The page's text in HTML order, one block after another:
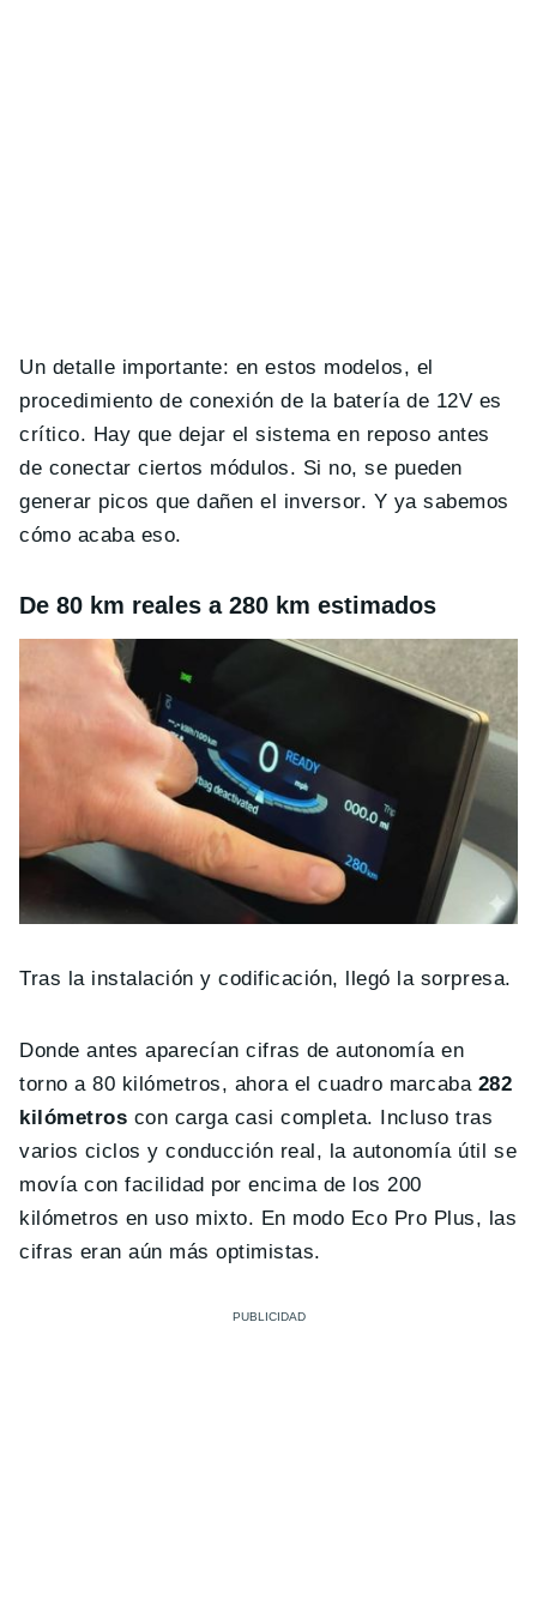
Un detalle importante: en estos modelos, el
procedimiento de conexión de la batería de 12V es
crítico. Hay que dejar el sistema en reposo antes
de conectar ciertos módulos. Si no, se pueden
generar picos que dañen el inversor. Y ya sabemos
cómo acaba eso.
De 80 km reales a 280 km estimados
Tras la instalación y codificación, llegó la sorpresa.
Donde antes aparecían cifras de autonomía en
torno a 80 kilómetros, ahora el cuadro marcaba 282
kilómetros con carga casi completa. Incluso tras
varios ciclos y conducción real, la autonomía útil se
movía con facilidad por encima de los 200
kilómetros en uso mixto. En modo Eco Pro Plus, las
cifras eran aún más optimistas.